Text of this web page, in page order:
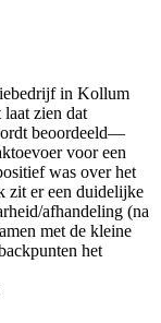
in Kollum
zien dat
beoordeeld—
voor een
was over het
zit er een duidelijke
afhandeling (na
met de kleine
het